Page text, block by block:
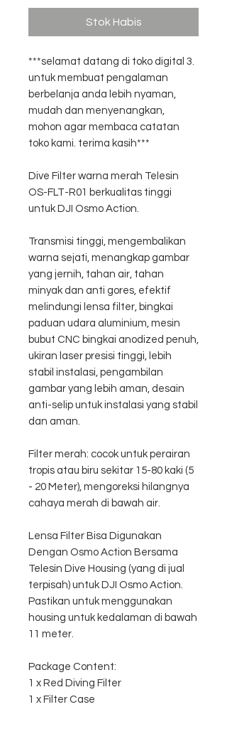
Stok Habis
***selamat datang di toko digital 3.
untuk membuat pengalaman
berbelanja anda lebih nyaman,
mudah dan menyenangkan,
mohon agar membaca catatan
toko kami. terima kasih***
Dive Filter warna merah Telesin
OS-FLT-R01 berkualitas tinggi
untuk DJI Osmo Action.
Transmisi tinggi, mengembalikan
warna sejati, menangkap gambar
yang jernih, tahan air, tahan
minyak dan anti gores, efektif
melindungi lensa filter, bingkai
paduan udara aluminium, mesin
bubut CNC bingkai anodized penuh,
ukiran laser presisi tinggi, lebih
stabil instalasi, pengambilan
gambar yang lebih aman, desain
anti-selip untuk instalasi yang stabil
dan aman.
Filter merah: cocok untuk perairan
tropis atau biru sekitar 15-80 kaki (5
- 20 Meter), mengoreksi hilangnya
cahaya merah di bawah air.
Lensa Filter Bisa Digunakan
Dengan Osmo Action Bersama
Telesin Dive Housing (yang di jual
terpisah) untuk DJI Osmo Action.
Pastikan untuk menggunakan
housing untuk kedalaman di bawah
11 meter.
Package Content:
1 x Red Diving Filter
1 x Filter Case